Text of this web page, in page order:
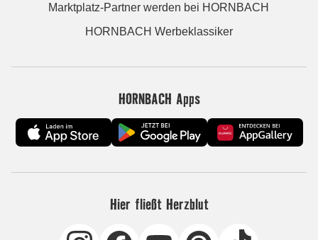
Marktplatz-Partner werden bei HORNBACH
HORNBACH Werbeklassiker
HORNBACH Apps
Hier fließt Herzblut